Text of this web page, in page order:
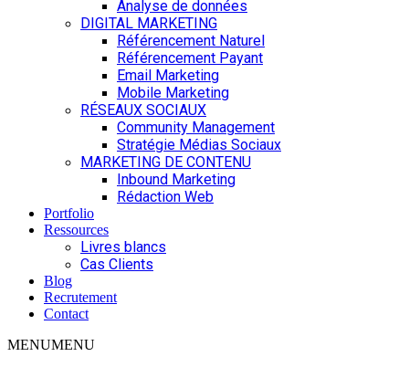
Analyse de données
DIGITAL MARKETING
Référencement Naturel
Référencement Payant
Email Marketing
Mobile Marketing
RÉSEAUX SOCIAUX
Community Management
Stratégie Médias Sociaux
MARKETING DE CONTENU
Inbound Marketing
Rédaction Web
Portfolio
Ressources
Livres blancs
Cas Clients
Blog
Recrutement
Contact
MENUMENU